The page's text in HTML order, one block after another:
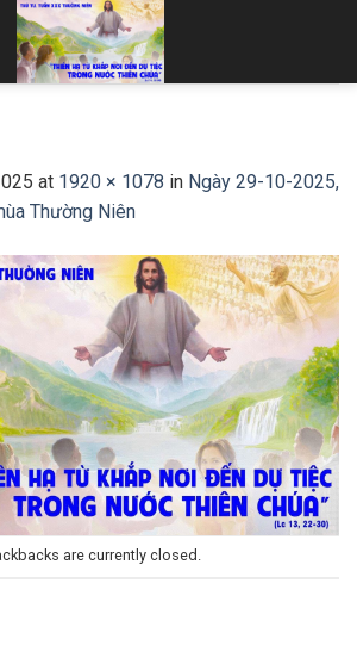
at 1920 × 1078 in Ngày 29-10-2025,
Thường Niên
are currently closed.